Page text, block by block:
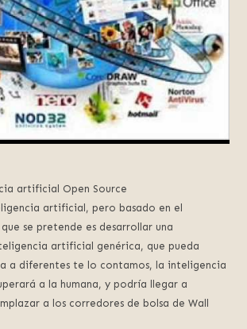
artificial Open Source
artificial, pero basado en el
se pretende es desarrollar una
artificial genérica, que pueda
a diferentes te lo contamos, la inteligencia
a la humana, y podría llegar a
a los corredores de bolsa de Wall